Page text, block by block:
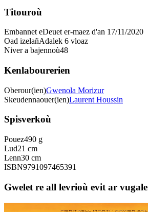
Titouroù
Embannet eDeuet er-maez d'an 17/11/2020
Oad izelañAdalek 6 vloaz
Niver a bajennoù48
Kenlabourerien
Oberour(ien)Gwenola Morizur
Skeudennaouer(ien)Laurent Houssin
Spisverkoù
Pouez490 g
Lud21 cm
Lenn30 cm
ISBN9791097465391
Gwelet re all levrioù evit ar vugale